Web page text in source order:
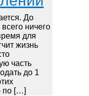
До
ничего
для
жизнь
часть
до 1
по […]